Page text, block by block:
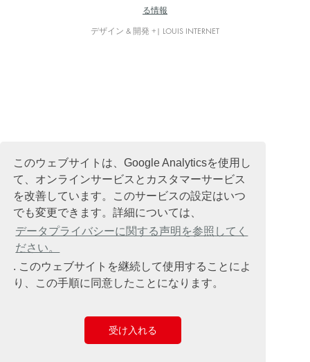
このウェブサイトは、Google Analyticsを使用し
て、オンラインサービスとカスタマーサービス
を改善しています。このサービスの設定はいつ
でも変更できます。詳細については、
データプライバシーに関する声明を参照してく
ださい。
. このウェブサイトを継続して使用することによ
り、この手順に同意したことになります。
受け入れる
る情報
デザイン & 開発 +| LOUIS INTERNET